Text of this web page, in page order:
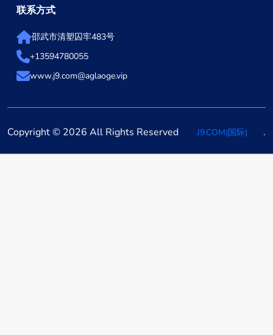
联系方式
邵武市清塑囚牢483号
+13594780055
www.j9.com@aglaoge.vip
Copyright © 2026 All Rights Reserved J9.COM(国际) .